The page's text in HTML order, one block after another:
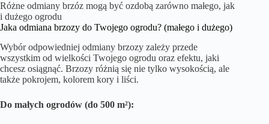
Różne odmiany brzóz mogą być ozdobą zarówno małego, jak
i dużego ogrodu
Jaka odmiana brzozy do Twojego ogrodu? (małego i dużego)
Wybór odpowiedniej odmiany brzozy zależy przede
wszystkim od wielkości Twojego ogrodu oraz efektu, jaki
chcesz osiągnąć. Brzozy różnią się nie tylko wysokością, ale
także pokrojem, kolorem kory i liści.
Do małych ogrodów (do 500 m²):